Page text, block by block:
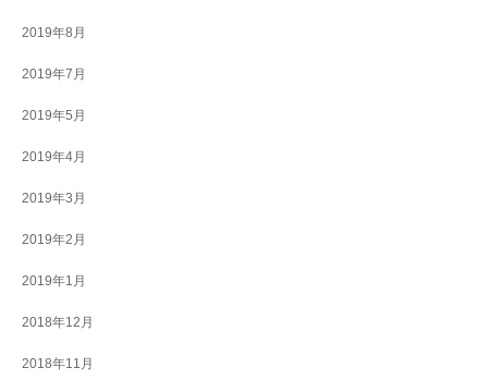
2019年8月
2019年7月
2019年5月
2019年4月
2019年3月
2019年2月
2019年1月
2018年12月
2018年11月